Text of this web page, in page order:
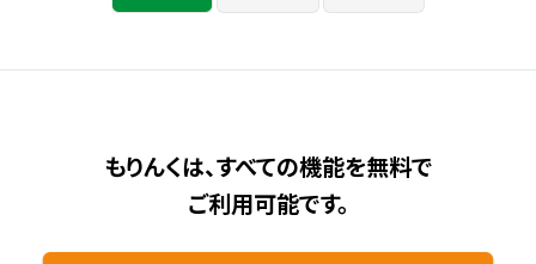
もりんくは、すべての機能を無料で
ご利用可能です。